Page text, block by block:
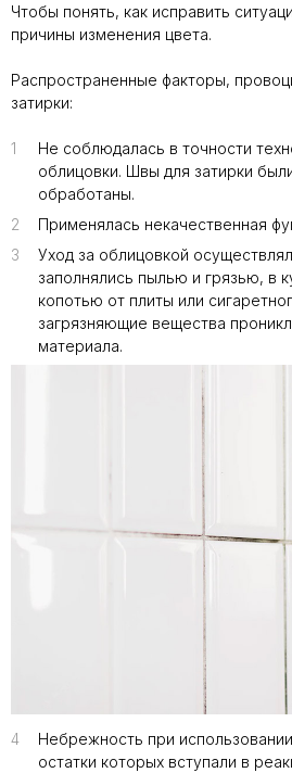
Чтобы понять, как исправить
причины изменения цвета.
Распространенные факторы,
затирки:
Не соблюдалась в точности
облицовки. Швы для затирки
обработаны.
1
Применялась некачественная
2
Уход за облицовкой
заполнялись пылью и грязью, в
копотью от плиты или
загрязняющие вещества
материала.
3
Небрежность при
остатки которых вступали в
4